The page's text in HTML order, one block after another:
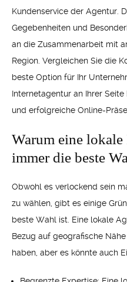
Kundenservice der Agentur.
Gegebenheiten und
an die Zusammenarbeit mit
Region. Vergleichen Sie die
beste Option für Ihr
Internetagentur an Ihrer
und erfolgreiche Online-
Warum eine
immer die beste
Obwohl es verlockend sein
zu wählen, gibt es einige
beste Wahl ist. Eine lokale
Bezug auf geografische
haben, aber es könnte auch